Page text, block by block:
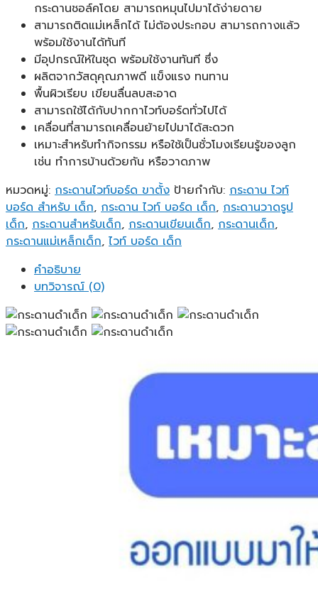
กระดานชอล์คโดย สามารถหมุนไปมาได้ง่ายดาย
สามารถติดแม่เหล็กได้ ไม่ต้องประกอบ สามารถกางแล้ว
พร้อมใช้งานได้ทันที
มีอุปกรณ์ให้ในชุด พร้อมใช้งานทันที ซึ่ง
ผลิตจากวัสดุคุณภาพดี แข็งแรง ทนทาน
พื้นผิวเรียบ เขียนลื่นลบสะอาด
สามารถใช้ได้กับปากกาไวท์บอร์ดทั่วไปได้
เคลื่อนที่สามารถเคลื่อนย้ายไปมาได้สะดวก
เหมาะสำหรับทำกิจกรรม หรือใช้เป็นชั่วโมงเรียนรู้ของลูก
เช่น ทำการบ้านด้วยกัน หรือวาดภาพ
หมวดหมู่: กระดานไวท์บอร์ด ขาตั้ง ป้ายกำกับ: กระดาน ไวท์
บอร์ด สำหรับ เด็ก, กระดาน ไวท์ บอร์ด เด็ก, กระดานวาดรูป
เด็ก, กระดานสำหรับเด็ก, กระดานเขียนเด็ก, กระดานเด็ก,
กระดานแม่เหล็กเด็ก, ไวท์ บอร์ด เด็ก
คำอธิบาย
บทวิจารณ์ (0)